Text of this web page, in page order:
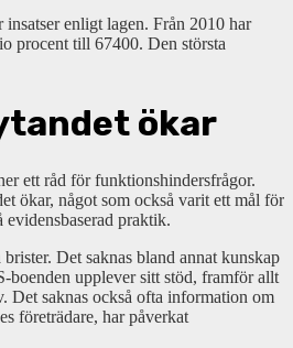
enligt lagen. Från 2010 har
procent till 67400. Den största
ökar
ett råd för funktionshindersfrågor.
ökar, något som också varit ett mål för
evidensbaserad praktik.
Det saknas bland annat kunskap
boenden upplever sitt stöd, framför allt
Det saknas också ofta information om
företrädare, har påverkat